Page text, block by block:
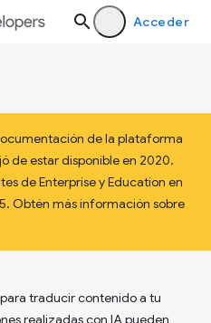
Acceder
de la plataforma
de estar disponible en 2020.
de Enterprise y Education en
Obtén más información sobre
traducir contenido a tu
realizadas con IA pueden